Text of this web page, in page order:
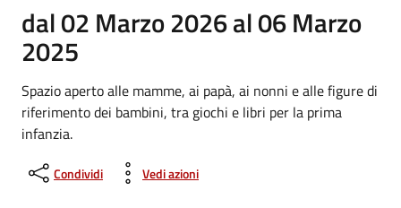
dal 02 Marzo 2026 al 06 Marzo
2025
Spazio aperto alle mamme, ai papà, ai nonni e alle figure di
riferimento dei bambini, tra giochi e libri per la prima
infanzia.
Condividi Vedi azioni